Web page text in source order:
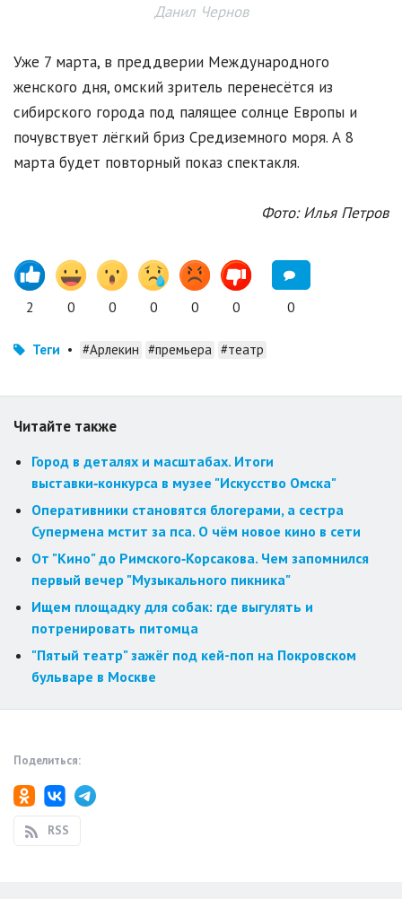
Данил Чернов
Уже 7 марта, в преддверии Международного
женского дня, омский зритель перенесётся из
сибирского города под палящее солнце Европы и
почувствует лёгкий бриз Средиземного моря. А 8
марта будет повторный показ спектакля.
Фото: Илья Петров
2 0 0 0 0 0 0
Теги • #Арлекин #премьера #театр
Читайте также
Город в деталях и масштабах. Итоги
выставки‑конкурса в музее "Искусство Омска"
Оперативники становятся блогерами, а сестра
Супермена мстит за пса. О чём новое кино в сети
От "Кино" до Римского‑Корсакова. Чем запомнился
первый вечер "Музыкального пикника"
Ищем площадку для собак: где выгулять и
потренировать питомца
"Пятый театр" зажёг под кей-поп на Покровском
бульваре в Москве
Поделиться:
RSS